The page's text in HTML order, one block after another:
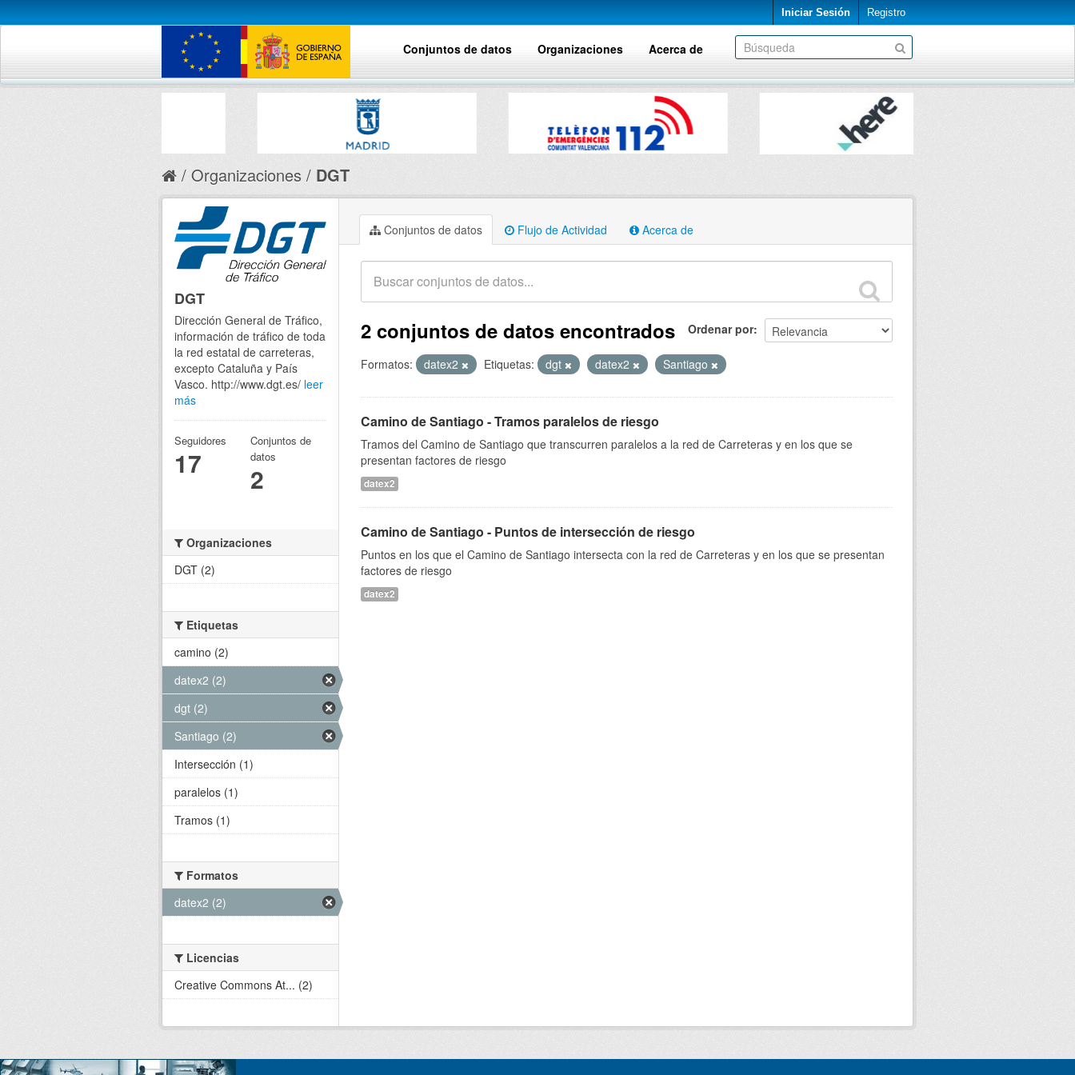
Iniciar Sesión Registro
Conjuntos de datos Organizaciones Acerca de
Organizaciones DGT
Conjuntos de datos Flujo de Actividad Acerca de
Ordenar por
2 conjuntos de datos encontrados
Formatos: datex2 Etiquetas: dgt datex2 Santiago
Camino de Santiago - Tramos paralelos de riesgo
Tramos del Camino de Santiago que transcurren paralelos a la red de Carreteras y en los que se
presentan factores de riesgo
datex2
Camino de Santiago - Puntos de intersección de riesgo
Puntos en los que el Camino de Santiago intersecta con la red de Carreteras y en los que se presentan
factores de riesgo
datex2
DGT
Dirección General de Tráfico,
información de tráfico de toda
la red estatal de carreteras,
excepto Cataluña y País
Vasco. http://www.dgt.es/ leer
más
Seguidores
17
Conjuntos de
datos
2
Organizaciones
DGT (2)
Etiquetas
camino (2)
datex2 (2)
dgt (2)
Santiago (2)
Intersección (1)
paralelos (1)
Tramos (1)
Formatos
datex2 (2)
Licencias
Creative Commons At... (2)